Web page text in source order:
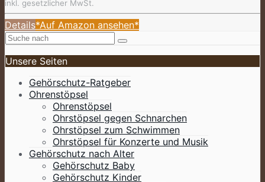
inkl. gesetzlicher MwSt.
Details*Auf Amazon ansehen*
Unsere Seiten
Gehörschutz-Ratgeber
Ohrenstöpsel
Ohrenstöpsel
Ohrstöpsel gegen Schnarchen
Ohrstöpsel zum Schwimmen
Ohrstöpsel für Konzerte und Musik
Gehörschutz nach Alter
Gehörschutz Baby
Gehörschutz Kinder